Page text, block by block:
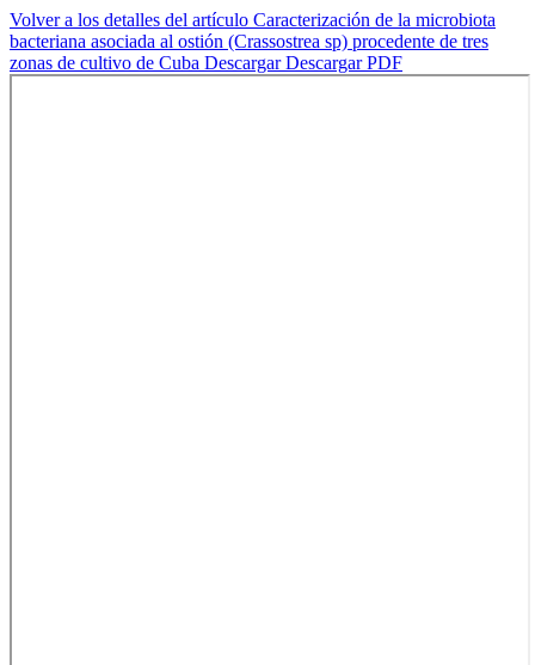
Volver a los detalles del artículo Caracterización de la microbiota
bacteriana asociada al ostión (Crassostrea sp) procedente de tres
zonas de cultivo de Cuba DescargarDescargar PDF